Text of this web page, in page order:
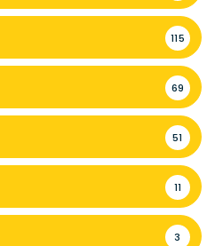
115
69
51
11
3